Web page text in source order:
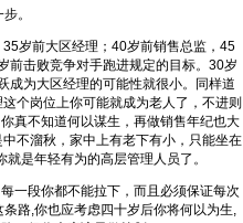
一步。
岁前大区经理；40岁前销售总监，45
前击败竞争对手跑进规定的目标。30岁
成为大区经理的可能性就很小。同样道
个岗位上你可能就成为老人了，不进则
真不知道何以谋生，再做销售年纪也大
不溜秋，家中上有老下有小，只能坐在
你就是年轻有为的高层管理人员了。
段你都不能拉下，而且必须保证每次
路,你也应考虑四十岁后你将何以为生,